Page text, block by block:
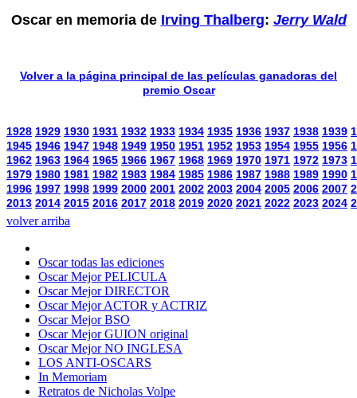
Oscar en memoria de Irving Thalberg: Jerry Wald
Volver a la página principal de las películas ganadoras del
premio Oscar
1928 1929 1930 1931 1932 1933 1934 1935 1936 1937 1938 1939
1945 1946 1947 1948 1949 1950 1951 1952 1953 1954 1955 1956
1962 1963 1964 1965 1966 1967 1968 1969 1970 1971 1972 1973
1979 1980 1981 1982 1983 1984 1985 1986 1987 1988 1989 1990
1996 1997 1998 1999 2000 2001 2002 2003 2004 2005 2006 2007
2013 2014 2015 2016 2017 2018 2019 2020 2021 2022 2023 2024
volver arriba
Oscar todas las ediciones
Oscar Mejor PELICULA
Oscar Mejor DIRECTOR
Oscar Mejor ACTOR y ACTRIZ
Oscar Mejor BSO
Oscar Mejor GUION original
Oscar Mejor NO INGLESA
LOS ANTI-OSCARS
In Memoriam
Retratos de Nicholas Volpe